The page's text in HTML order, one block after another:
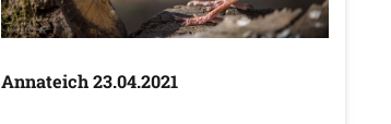
Annateich 23.04.2021